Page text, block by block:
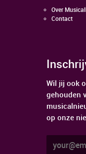
Over
Contact
Wil jij ook
gehouden
op onze